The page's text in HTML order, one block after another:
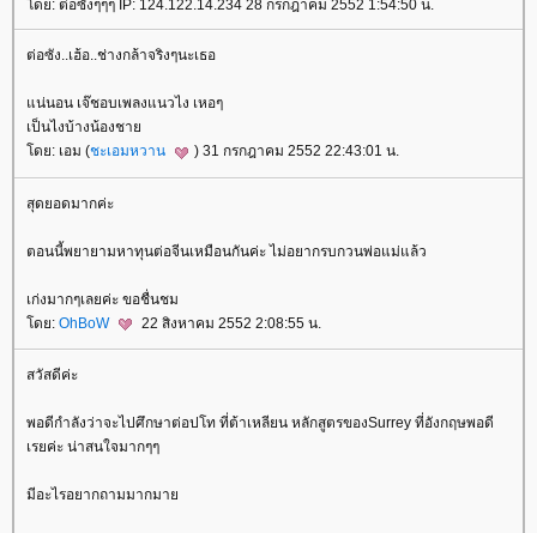
ดย: ต่อซังๆๆๆ IP: 124.122.14.234 28 กรกฎาคม 2552 1:54:50 น.
ต่อซัง..เฮ้อ..ช่างกล้าจริงๆนะเธอ
น่นอน เจ๊ชอบเพลงแนวไง เหอๆ
เป็นไงบ้างน้องชา
ดย: เอม (ชะเอมหวาน ) 31 กรกฎาคม 2552 22:43:01 น.
สุดยอดมากค่ะ
ตอนนี้พยายามหาทุนต่อจีนเหมือนกันค่ะ ไม่อยากรบกวนพ่อแม่แล้ว
เก่งมากๆเลยค่ะ ขอชื่นชม
ดย: OhBoW 22 สิงหาคม 2552 2:08:55 น.
สวัสดีค่ะ
พอดีกำลังว่าจะไปศึกษาต่อปโท ที่ต้าเหลียน หลักสูตรของSurrey ที่อังกฤษพอดี
เรยค่ะ น่าสนใจมากๆๆ
มีอะไรอยากถามมากมา